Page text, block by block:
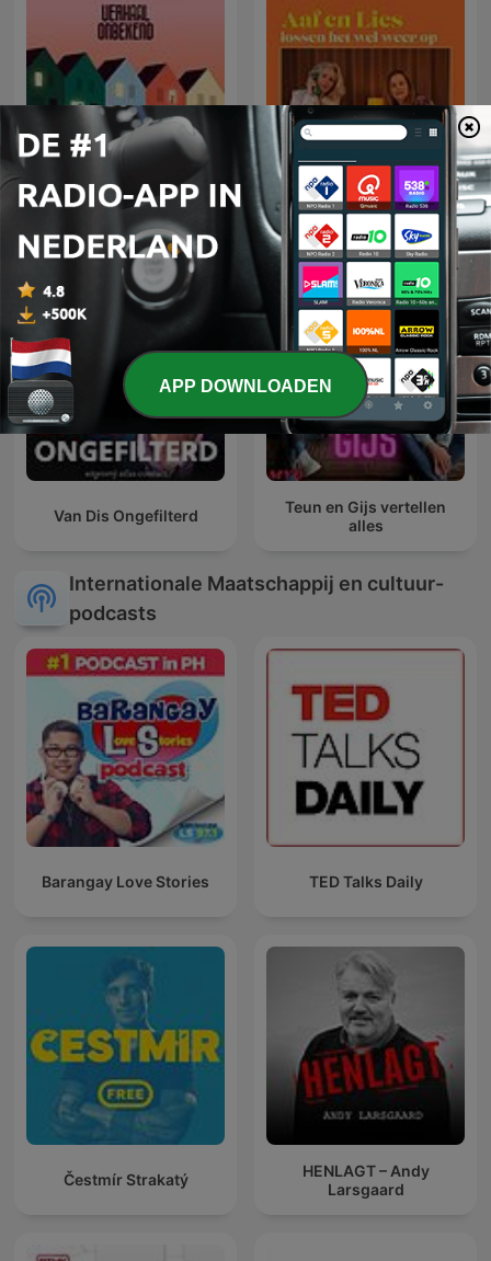
Verhaal Onbekend
Aaf en Lies lossen het wel
weer op
Van Dis Ongefilterd
Teun en Gijs vertellen
alles
Internationale Maatschappij en cultuur-
podcasts
Barangay Love Stories TED Talks Daily
Čestmír Strakatý
HENLAGT – Andy
Larsgaard
APP DOWNLOADEN